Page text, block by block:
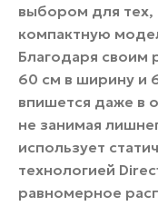
выбором для
компактную
Благодаря своим
60 см в ширину и
впишется даже в
не занимая
использует
технологией
равномерное